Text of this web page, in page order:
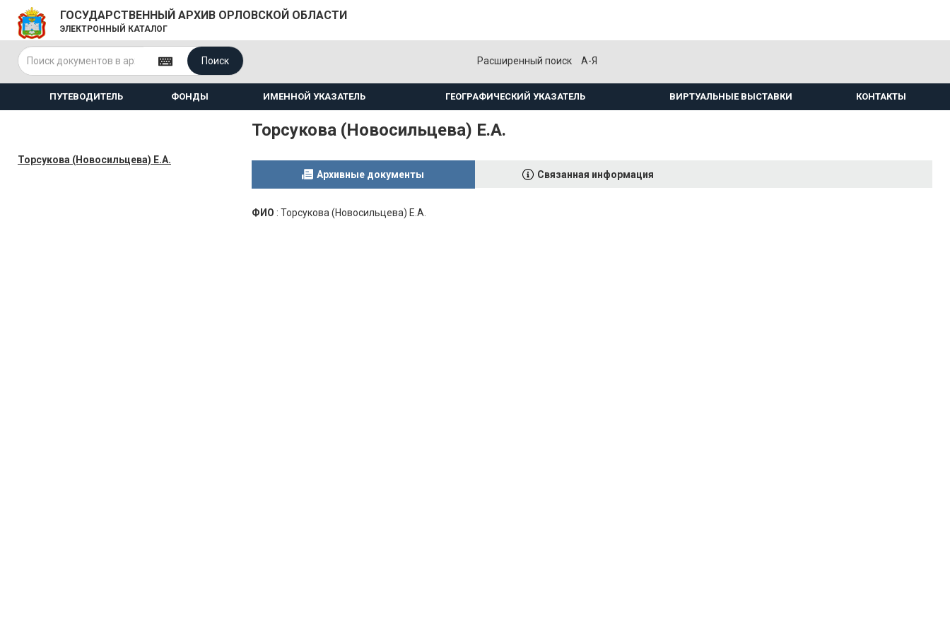
ГОСУДАРСТВЕННЫЙ АРХИВ ОРЛОВСКОЙ ОБЛАСТИ
ЭЛЕКТРОННЫЙ КАТАЛОГ
Поиск Расширенный поиск А-Я
ПУТЕВОДИТЕЛЬ ФОНДЫ ИМЕННОЙ УКАЗАТЕЛЬ ГЕОГРАФИЧЕСКИЙ УКАЗАТЕЛЬ ВИРТУАЛЬНЫЕ ВЫСТАВКИ КОНТАКТЫ
Торсукова (Новосильцева) Е.А.
Торсукова (Новосильцева) Е.А.
Архивные документы Связанная информация
ФИО : Торсукова (Новосильцева) Е.А.